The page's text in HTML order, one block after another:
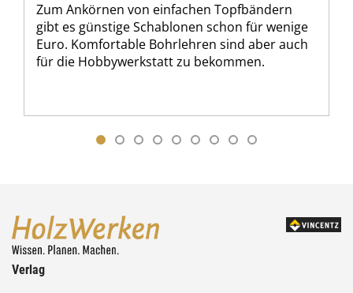
Zum Ankörnen von einfachen Topfbändern
gibt es günstige Schablonen schon für wenige
Euro. Komfortable Bohrlehren sind aber auch
für die Hobbywerkstatt zu bekommen.
Verlag